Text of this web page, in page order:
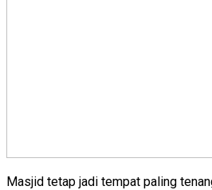
Masjid tetap jadi tempat paling